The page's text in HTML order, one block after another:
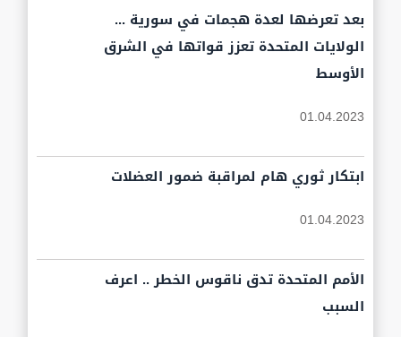
بعد تعرضها لعدة هجمات في سورية ...
الولايات المتحدة تعزز قواتها في الشرق
الأوسط
01.04.2023
ابتكار ثوري هام لمراقبة ضمور العضلات
01.04.2023
الأمم المتحدة تدق ناقوس الخطر .. اعرف
السبب